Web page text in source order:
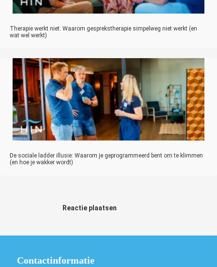
Therapie werkt niet: Waarom gesprekstherapie simpelweg niet werkt (en
wat wel werkt)
De sociale ladder illusie: Waarom je geprogrammeerd bent om te klimmen
(en hoe je wakker wordt)
Reactie plaatsen
Contactinformatie